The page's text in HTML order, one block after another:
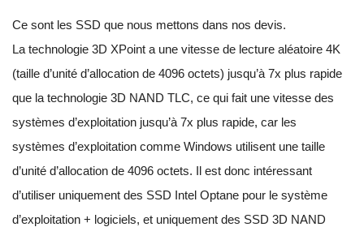
Ce sont les SSD que nous mettons dans nos devis.
La technologie 3D XPoint a une vitesse de lecture aléatoire 4K
(taille d’unité d’allocation de 4096 octets) jusqu’à 7x plus rapide
que la technologie 3D NAND TLC, ce qui fait une vitesse des
systèmes d’exploitation jusqu’à 7x plus rapide, car les
systèmes d’exploitation comme Windows utilisent une taille
d’unité d’allocation de 4096 octets. Il est donc intéressant
d’utiliser uniquement des SSD Intel Optane pour le système
d’exploitation + logiciels, et uniquement des SSD 3D NAND